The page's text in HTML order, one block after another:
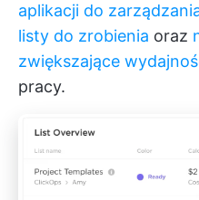
aplikacji do
listy do zrobienia oraz
zwiększające
pracy.